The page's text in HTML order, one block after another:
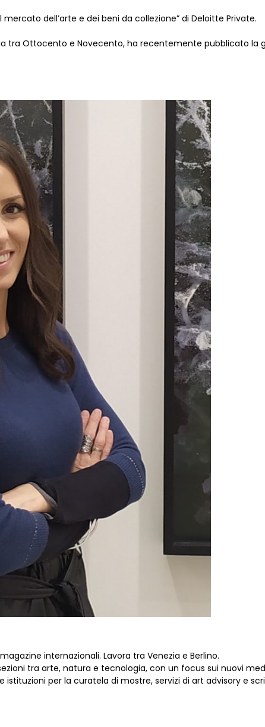
mercato dell’arte e dei beni da collezione” di Deloitte Private.
tra Ottocento e Novecento, ha recentemente pubblicato la
internazionali. Lavora tra Venezia e Berlino.
tra arte, natura e tecnologia, con un focus sui nuovi
istituzioni per la curatela di mostre, servizi di art advisory e